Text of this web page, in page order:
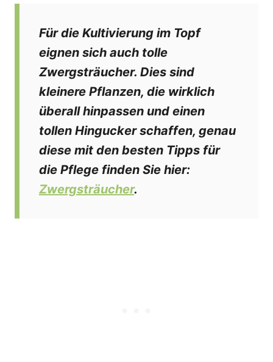
Für die Kultivierung im Topf
eignen sich auch tolle
Zwergsträucher. Dies sind
kleinere Pflanzen, die wirklich
überall hinpassen und einen
tollen Hingucker schaffen, genau
diese mit den besten Tipps für
die Pflege finden Sie hier:
Zwergsträucher.